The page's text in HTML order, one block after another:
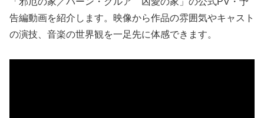
告編動画を紹介します。映像から作品の雰囲気やキャスト
の演技、音楽の世界観を一足先に体感できます。